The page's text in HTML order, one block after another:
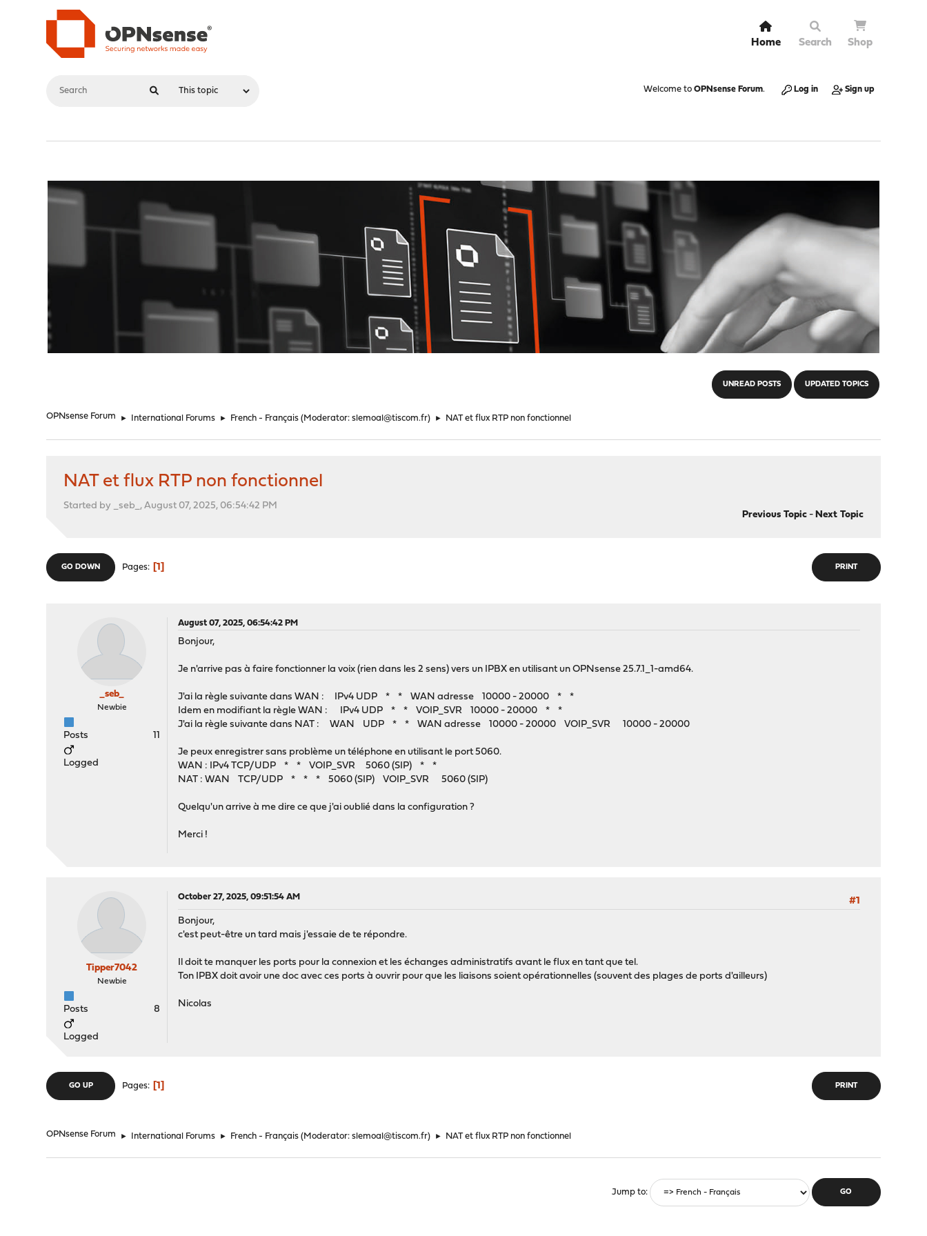
Home Search Shop
Welcome to OPNsense Forum. Log in Sign up
UNREAD POSTS UPDATED TOPICS
OPNsense Forum ► International Forums ► French - Français (Moderator:slemoal@tiscom.fr) ► NAT et flux RTP non fonctionnel
NAT et flux RTP non fonctionnel
Started by _seb_, August 07, 2025, 06:54:42 PM
Previous Topic- Next Topic
PRINT
GO DOWN Pages 1
_seb_
Newbie
Posts 11
Logged
August 07, 2025, 06:54:42 PM
Bonjour,
Je n'arrive pas à faire fonctionner la voix (rien dans les 2 sens) vers un IPBX en utilisant un OPNsense 25.7.1_1-amd64.
J'ai la règle suivante dans WAN : IPv4 UDP * * WAN adresse 10000 - 20000 * *
Idem en modifiant la règle WAN : IPv4 UDP * * VOIP_SVR 10000 - 20000 * *
J'ai la règle suivante dans NAT : WAN UDP * * WAN adresse 10000 - 20000 VOIP_SVR 10000 - 20000
Je peux enregistrer sans problème un téléphone en utilisant le port 5060.
WAN : IPv4 TCP/UDP * * VOIP_SVR 5060 (SIP) * *
NAT : WAN TCP/UDP * * * 5060 (SIP) VOIP_SVR 5060 (SIP)
Quelqu'un arrive à me dire ce que j'ai oublié dans la configuration ?
Merci !
Tipper7042
Newbie
Posts 8
Logged
October 27, 2025, 09:51:54 AM
#1
Bonjour,
c'est peut-être un tard mais j'essaie de te répondre.
Il doit te manquer les ports pour la connexion et les échanges administratifs avant le flux en tant que tel.
Ton IPBX doit avoir une doc avec ces ports à ouvrir pour que les liaisons soient opérationnelles (souvent des plages de ports d'ailleurs)
Nicolas
PRINT
GO UP Pages 1
OPNsense Forum ► International Forums ► French - Français (Moderator:slemoal@tiscom.fr) ► NAT et flux RTP non fonctionnel
Jump to